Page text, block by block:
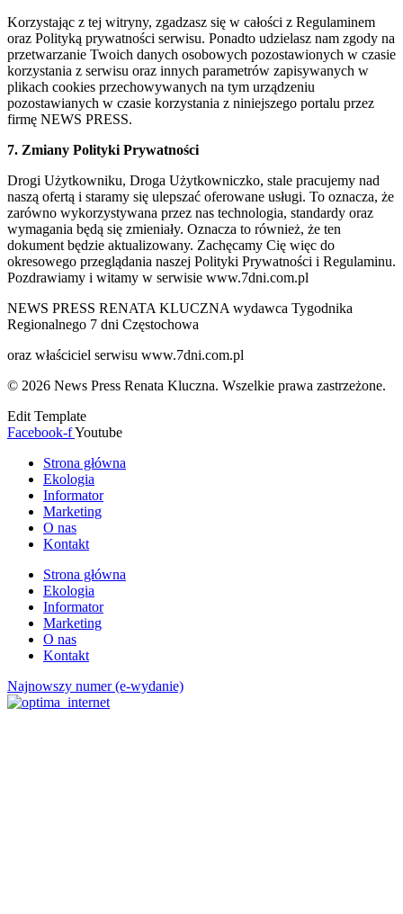
Korzystając z tej witryny, zgadzasz się w całości z Regulaminem
oraz Polityką prywatności serwisu. Ponadto udzielasz nam zgody na
przetwarzanie Twoich danych osobowych pozostawionych w czasie
korzystania z serwisu oraz innych parametrów zapisywanych w
plikach cookies przechowywanych na tym urządzeniu
pozostawianych w czasie korzystania z niniejszego portalu przez
firmę NEWS PRESS.
7. Zmiany Polityki Prywatności
Drogi Użytkowniku, Droga Użytkowniczko, stale pracujemy nad
naszą ofertą i staramy się ulepszać oferowane usługi. To oznacza, że
zarówno wykorzystywana przez nas technologia, standardy oraz
wymagania będą się zmieniały. Oznacza to również, że ten
dokument będzie aktualizowany. Zachęcamy Cię więc do
okresowego przeglądania naszej Polityki Prywatności i Regulaminu.
Pozdrawiamy i witamy w serwisie www.7dni.com.pl
NEWS PRESS RENATA KLUCZNA wydawca Tygodnika
Regionalnego 7 dni Częstochowa
oraz właściciel serwisu www.7dni.com.pl
© 2026 News Press Renata Kluczna. Wszelkie prawa zastrzeżone.
Edit Template
Facebook-fYoutube
Strona główna
Ekologia
Informator
Marketing
O nas
Kontakt
Strona główna
Ekologia
Informator
Marketing
O nas
Kontakt
Najnowszy numer (e-wydanie)